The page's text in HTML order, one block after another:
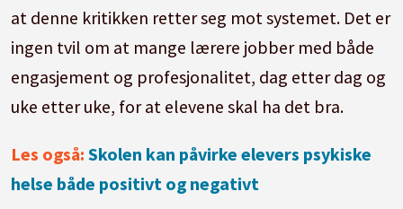
at denne kritikken retter seg mot systemet. Det er
ingen tvil om at mange lærere jobber med både
engasjement og profesjonalitet, dag etter dag og
uke etter uke, for at elevene skal ha det bra.
Les også:Skolen kan påvirke elevers psykiske
helse både positivt og negativt